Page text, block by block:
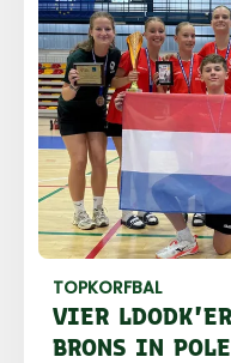
TOPKORFBAL
VIER
BRONS IN